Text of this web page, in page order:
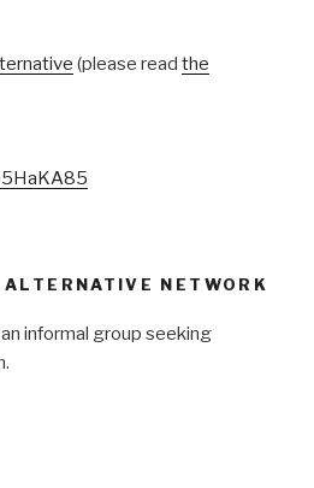
(please read the
NETWORK
informal group seeking